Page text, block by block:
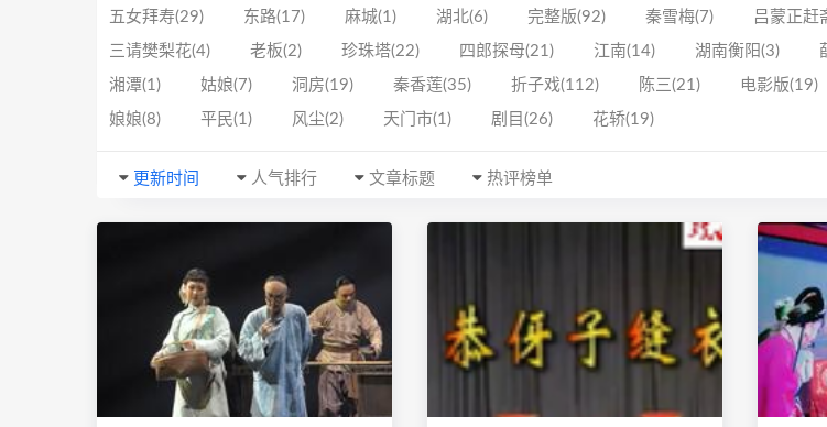
五女拜寿(29) 东路(17) 麻城(1) 湖北(6) 完整版(92) 秦雪梅(7) 吕蒙正赶
三请樊梨花(4) 老板(2) 珍珠塔(22) 四郎探母(21) 江南(14) 湖南衡阳(3)
湘潭(1) 姑娘(7) 洞房(19) 秦香莲(35) 折子戏(112) 陈三(21) 电影版(19)
娘娘(8) 平民(1) 风尘(2) 天门市(1) 剧目(26) 花轿(19)
更新时间 人气排行 文章标题 热评榜单